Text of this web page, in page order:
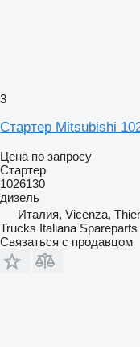
3
Стартер Mitsubishi
Цена по запросу
Стартер
1026130
дизель
Италия, Vicenza,
Trucks Italiana Spareparts
Связаться с продавцом